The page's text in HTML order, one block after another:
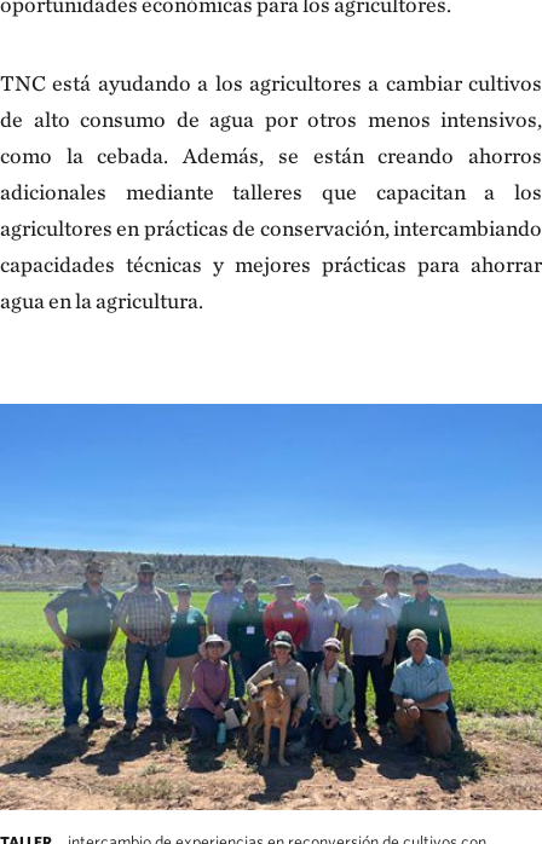
TNC está ayudando a los agricultores a cambiar cultivos
de alto consumo de agua por otros menos intensivos,
como la cebada. Además, se están creando ahorros
adicionales mediante talleres que capacitan a los
agricultores en prácticas de conservación, intercambiando
capacidades técnicas y mejores prácticas para ahorrar
agua en la agricultura.